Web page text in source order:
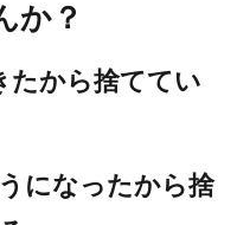
か？
たから捨ててい
になったから捨